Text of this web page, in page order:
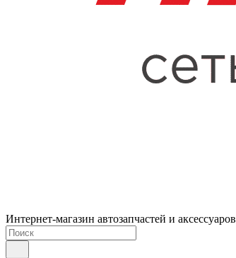
Интернет-магазин автозапчастей и аксессуаров